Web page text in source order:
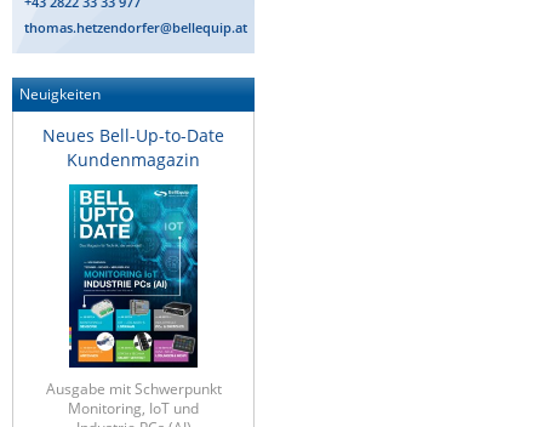
Sunbird
Tactical Software
TEKTELIC
Teltonika
Unwired Networks
Vision
WATTECO
Westermo
Yuasa
ZPE Systems
thomas.hetzendorfer@bellequip.at
Neuigkeiten
Neues Bell-Up-to-Date
Kundenmagazin
Ausgabe mit Schwerpunkt
Monitoring, IoT und